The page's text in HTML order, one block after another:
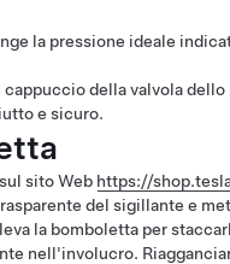
la pressione ideale
della valvola
e sicuro.
sito Web https://
del sigillante e
la bomboletta per
nell'involucro.